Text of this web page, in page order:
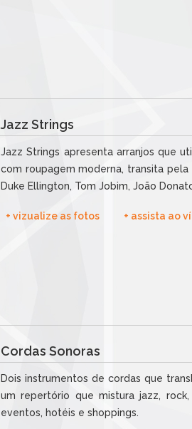
Jazz Strings
Jazz Strings apresenta arranjos que
com roupagem moderna, transita pela
Duke Ellington, Tom Jobim, João
+ vizualize as fotos + assista ao
Cordas Sonoras
Dois instrumentos de cordas que
um repertório que mistura jazz,
eventos, hotéis e shoppings.